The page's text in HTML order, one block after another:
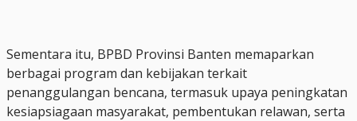
Sementara itu, BPBD Provinsi Banten memaparkan
berbagai program dan kebijakan terkait
penanggulangan bencana, termasuk upaya peningkatan
kesiapsiagaan masyarakat, pembentukan relawan, serta